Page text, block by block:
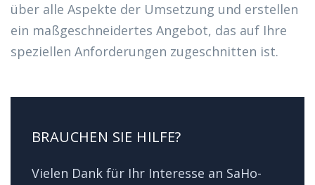
über alle Aspekte der Umsetzung und erstellen
ein maßgeschneidertes Angebot, das auf Ihre
speziellen Anforderungen zugeschnitten ist.
BRAUCHEN SIE HILFE?
Vielen Dank für Ihr Interesse an SaHo-